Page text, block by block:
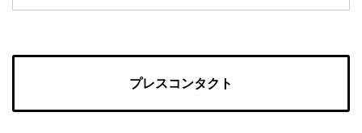
プレスコンタクト